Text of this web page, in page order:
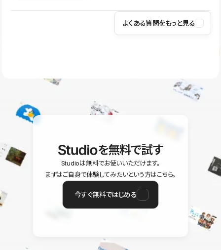
はSSL/TLSによる通信暗号化に対応しており、悪質なスクリプトの
操作方法や機能については、ヘルプセンターでご確認いただけま
ユーザー同士で質問・相談できるコミュニティもご利用ください。
よくある質問をもっと見る
を無料で試す
Studioは無料でお使いいただけます。
まずはご自身で体験してみたいという方はこちら。
今すぐ無料ではじめる